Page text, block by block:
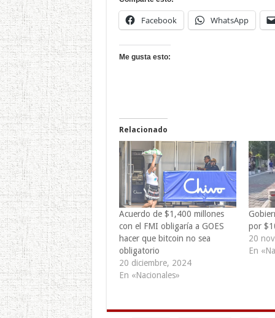
Facebook WhatsApp
Me gusta esto:
Relacionado
Acuerdo de $1,400 millones
con el FMI obligaría a GOES
hacer que bitcoin no sea
obligatorio
20 diciembre, 2024
En «Nacionales»
por
20
En